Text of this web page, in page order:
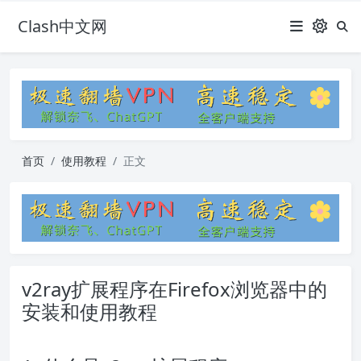
Clash中文网
首页 使用教程 正文
v2ray扩展程序在Firefox浏览器中的
安装和使用教程